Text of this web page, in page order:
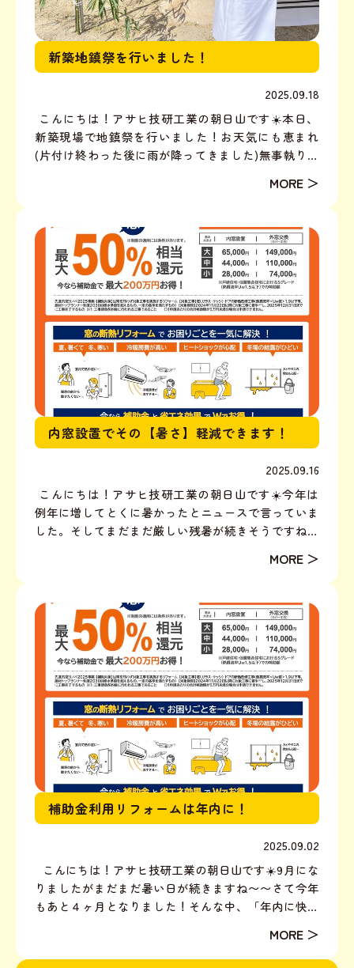
新築地鎮祭を行いました！
2025.09.18
こんにちは！アサヒ技研工業の朝日山です☀️本日、
新築現場で地鎮祭を行いました！お天気にも恵まれ
(片付け終わった後に雨が降ってきました)無事執り行
のは今、大人気の平屋ですしかも25坪という、狭すぎ
ろに見...
内窓設置でその【暑さ】軽減できます！
2025.09.16
こんにちは！アサヒ技研工業の朝日山です☀️今年は
例年に増してとくに暑かったとニュースで言っていま
した。そしてまだまだ厳しい残暑が続きそうですね。
の窓の朝日が暑すぎる！』『せっかく日当たりの良い
子ども部屋...
補助金利用リフォームは年内に！
2025.09.02
こんにちは！アサヒ技研工業の朝日山です☀️9月にな
りましたがまだまだ暑い日が続きますね〜〜さて今年
もあと４ヶ月となりました！そんな中、「年内に快適
ームのご相談です。各社さんで、お得な補助金を使っ
たリフォームをおすすめされています。 物価高騰に